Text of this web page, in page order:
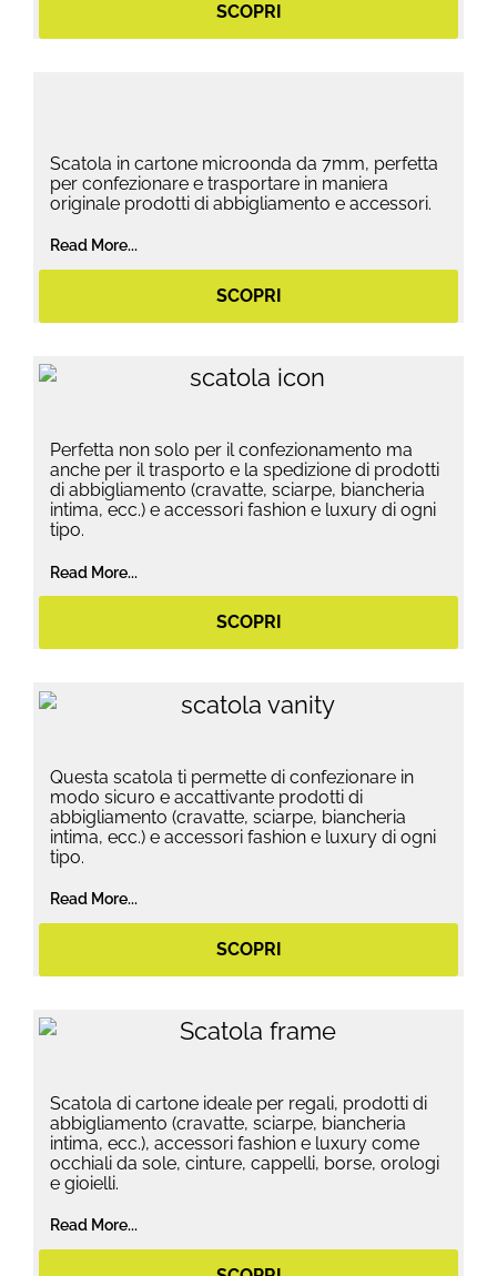
SCOPRI
Scatola in cartone microonda da 7mm, perfetta
per confezionare e trasportare in maniera
originale prodotti di abbigliamento e accessori.
Read More...
SCOPRI
Perfetta non solo per il confezionamento ma
anche per il trasporto e la spedizione di prodotti
di abbigliamento (cravatte, sciarpe, biancheria
intima, ecc.) e accessori fashion e luxury di ogni
tipo.
Read More...
SCOPRI
Questa scatola ti permette di confezionare in
modo sicuro e accattivante prodotti di
abbigliamento (cravatte, sciarpe, biancheria
intima, ecc.) e accessori fashion e luxury di ogni
tipo.
Read More...
SCOPRI
Scatola di cartone ideale per regali, prodotti di
abbigliamento (cravatte, sciarpe, biancheria
intima, ecc.), accessori fashion e luxury come
occhiali da sole, cinture, cappelli, borse, orologi
e gioielli.
Read More...